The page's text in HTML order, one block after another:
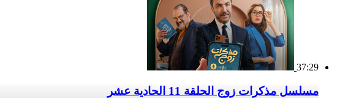
37:29
مسلسل مذكرات زوج الحلقة 11 الحادية عشر